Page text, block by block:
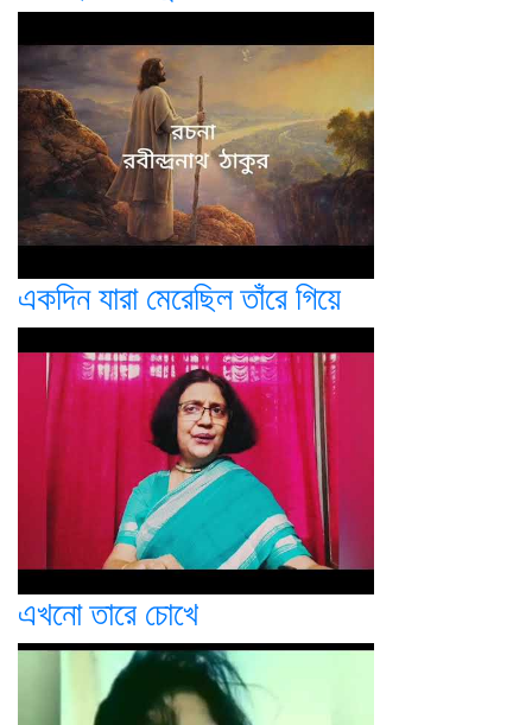
একদিন যারা মেরেছিল তাঁরে গিয়ে
এখনো তারে চোখে